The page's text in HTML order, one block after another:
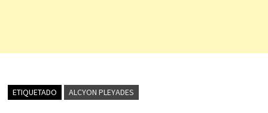
ETIQUETADO ALCYON PLEYADES